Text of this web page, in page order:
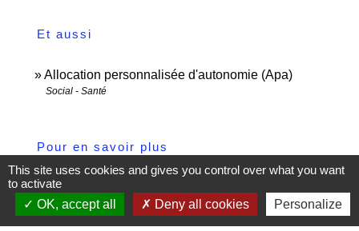
Et aussi
Allocation personnalisée d'autonomie (Apa)
Social - Santé
Pour en savoir plus
Apa : comment vos besoins sont-ils étudiés ?
(version "Facile à lire et à comprendre")
open_in_new
Caisse nationale de solidarité pour l'autonomie (CNSA)
This site uses cookies and gives you control over what you want
to activate
OK, accept all
Deny all cookies Personalize